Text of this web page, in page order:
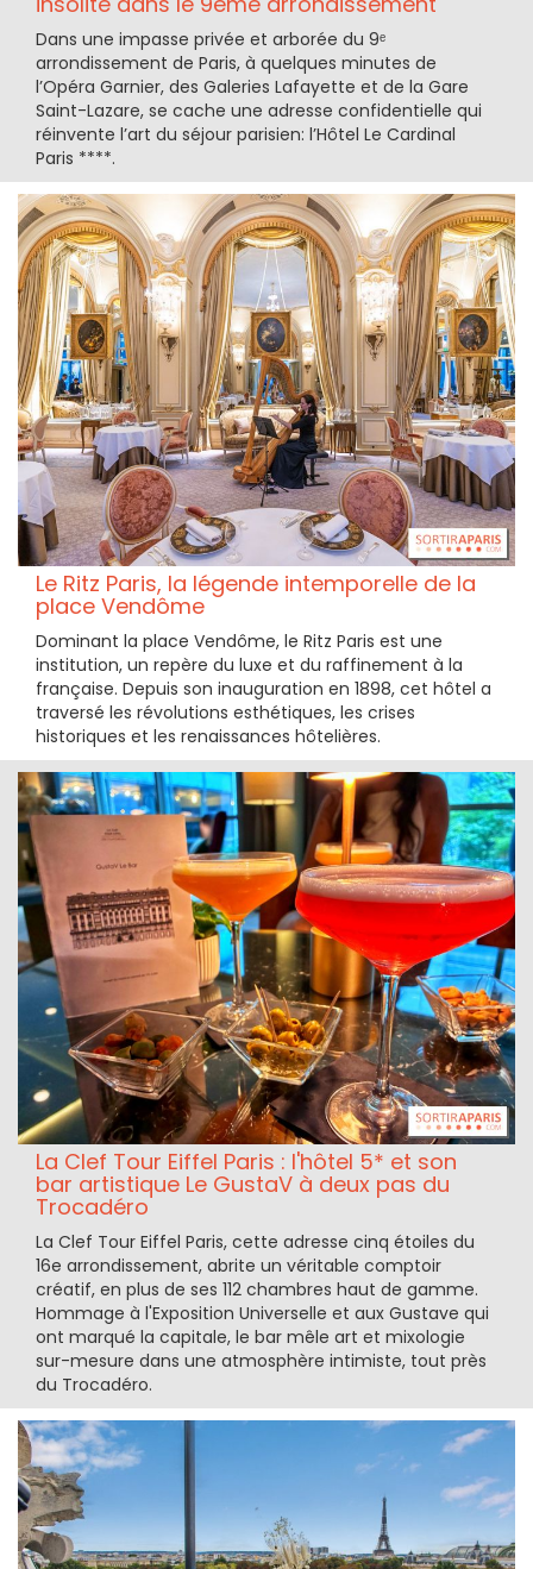
Dans une impasse privée et arborée du 9ᵉ
arrondissement de Paris, à quelques minutes de
l’Opéra Garnier, des Galeries Lafayette et de la Gare
Saint-Lazare, se cache une adresse confidentielle qui
réinvente l’art du séjour parisien: l’Hôtel Le Cardinal
Paris ****.
Le Ritz Paris, la légende intemporelle de la
place Vendôme
Dominant la place Vendôme, le Ritz Paris est une
institution, un repère du luxe et du raffinement à la
française. Depuis son inauguration en 1898, cet hôtel a
traversé les révolutions esthétiques, les crises
historiques et les renaissances hôtelières.
La Clef Tour Eiffel Paris : l'hôtel 5* et son
bar artistique Le GustaV à deux pas du
Trocadéro
La Clef Tour Eiffel Paris, cette adresse cinq étoiles du
16e arrondissement, abrite un véritable comptoir
créatif, en plus de ses 112 chambres haut de gamme.
Hommage à l'Exposition Universelle et aux Gustave qui
ont marqué la capitale, le bar mêle art et mixologie
sur-mesure dans une atmosphère intimiste, tout près
du Trocadéro.